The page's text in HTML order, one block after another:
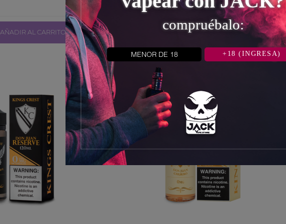
compruébalo:
MENOR DE 18 +18 (INGRESA)
AÑADIR AL CARRITO  AÑADIR AL CARRITO